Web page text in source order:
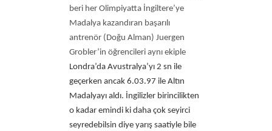
beri her Olimpiyatta İngiltere’ye
Madalya kazandıran başarılı
antrenör (Doğu Alman) Juergen
Grobler’in öğrencileri aynı ekiple
Londra’da Avustralya’yı 2 sn ile
geçerken ancak 6.03.97 ile Altın
Madalyayı aldı. İngilizler birincilikten
o kadar emindi ki daha çok seyirci
seyredebilsin diye yarış saatiyle bile